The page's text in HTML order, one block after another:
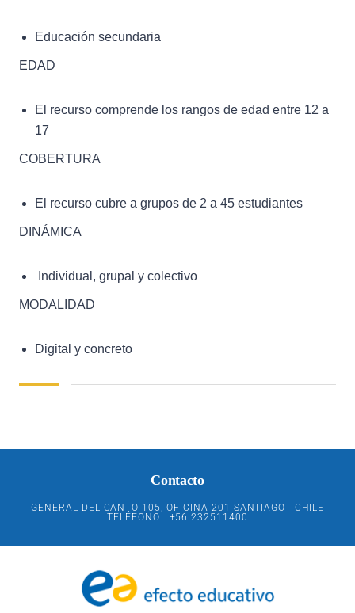
Educación secundaria
EDAD
El recurso comprende los rangos de edad entre 12 a
17
COBERTURA
El recurso cubre a grupos de 2 a 45 estudiantes
DINÁMICA
Individual, grupal y colectivo
MODALIDAD
Digital y concreto
Contacto
GENERAL DEL CANTO 105, OFICINA 201 SANTIAGO - CHILE
TELÉFONO : +56 232511400